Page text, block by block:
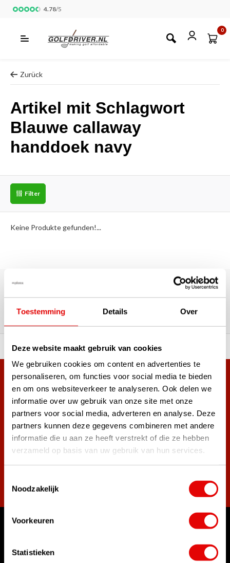
Toestemming Details Over
Deze website maakt gebruik van cookies
We gebruiken cookies om content en advertenties te
personaliseren, om functies voor social media te bieden
en om ons websiteverkeer te analyseren. Ook delen we
informatie over uw gebruik van onze site met onze
partners voor social media, adverteren en analyse. Deze
partners kunnen deze gegevens combineren met andere
informatie die u aan ze heeft verstrekt of die ze hebben
verzameld op basis van uw gebruik van hun services.
Noodzakelijk
Voorkeuren
Statistieken
4.78/5
0
Zurück
Artikel mit Schlagwort
Blauwe callaway
handdoek navy
Filter
Keine Produkte gefunden!...
Über 180.000 Kunden | Über 5.000 Bewertungen | Trusted
Shops, TrustPilot, Google
Bewertungen: Das sagen unsere
Kunden
an Top-Marken! Vor 15:00 Uhr bestellt,
Mehr als 38.000 Kunden haben sich bereits
angemeldet.
Melde dich für den Newsletter an und verpasse nie wieder
die besten Golfangebote!